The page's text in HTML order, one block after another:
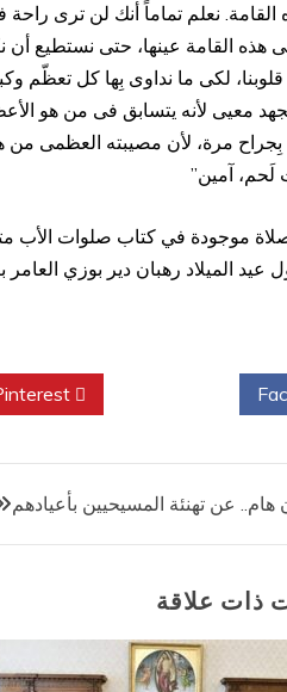
نعلم تماماً أنك لن ترى راحة
هذه القامة عينها، حتى نستطيع أن
لكى ما نداوى بِها كل تعظّم
معيى لأنه يتسابق فى من هو
مرة، لأن مصيبته العظمى من هو
آمين”
الميلاد رهبان دير بوزي العامر
هام.. عن تهنئة المسيحيين بأعيادهم
ذات علاقة